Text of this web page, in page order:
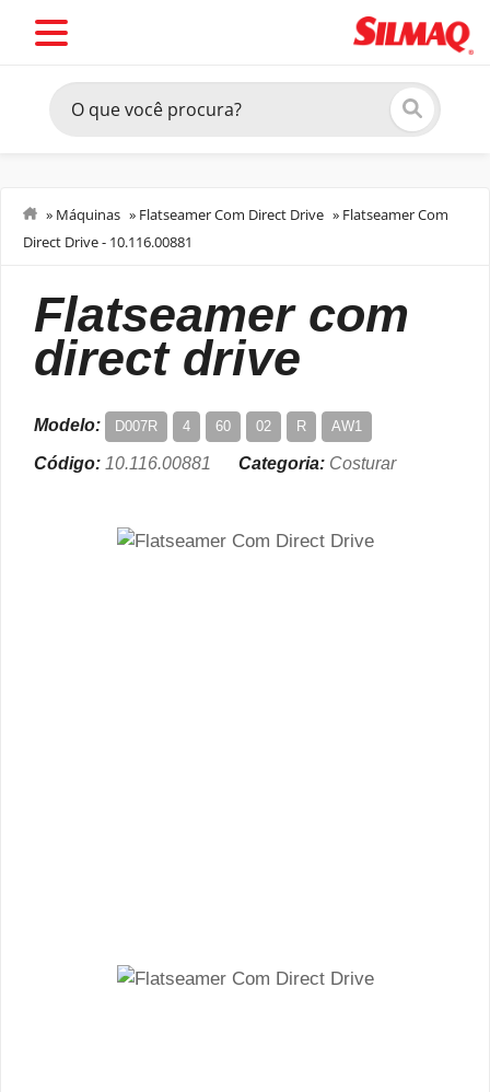
» Máquinas » Flatseamer Com Direct Drive » Flatseamer Com
Direct Drive - 10.116.00881
flatseamer com
direct drive
Modelo: D007R 4 60 02 R AW1
Código: 10.116.00881 Categoria: Costurar